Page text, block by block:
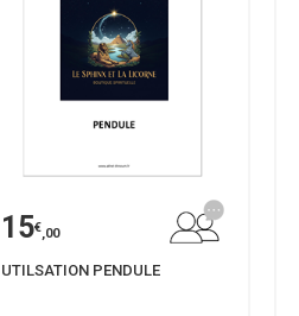
15€,00
UTILSATION PENDULE